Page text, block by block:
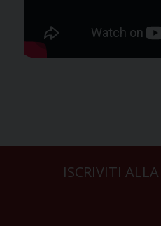
ISCRIVITI